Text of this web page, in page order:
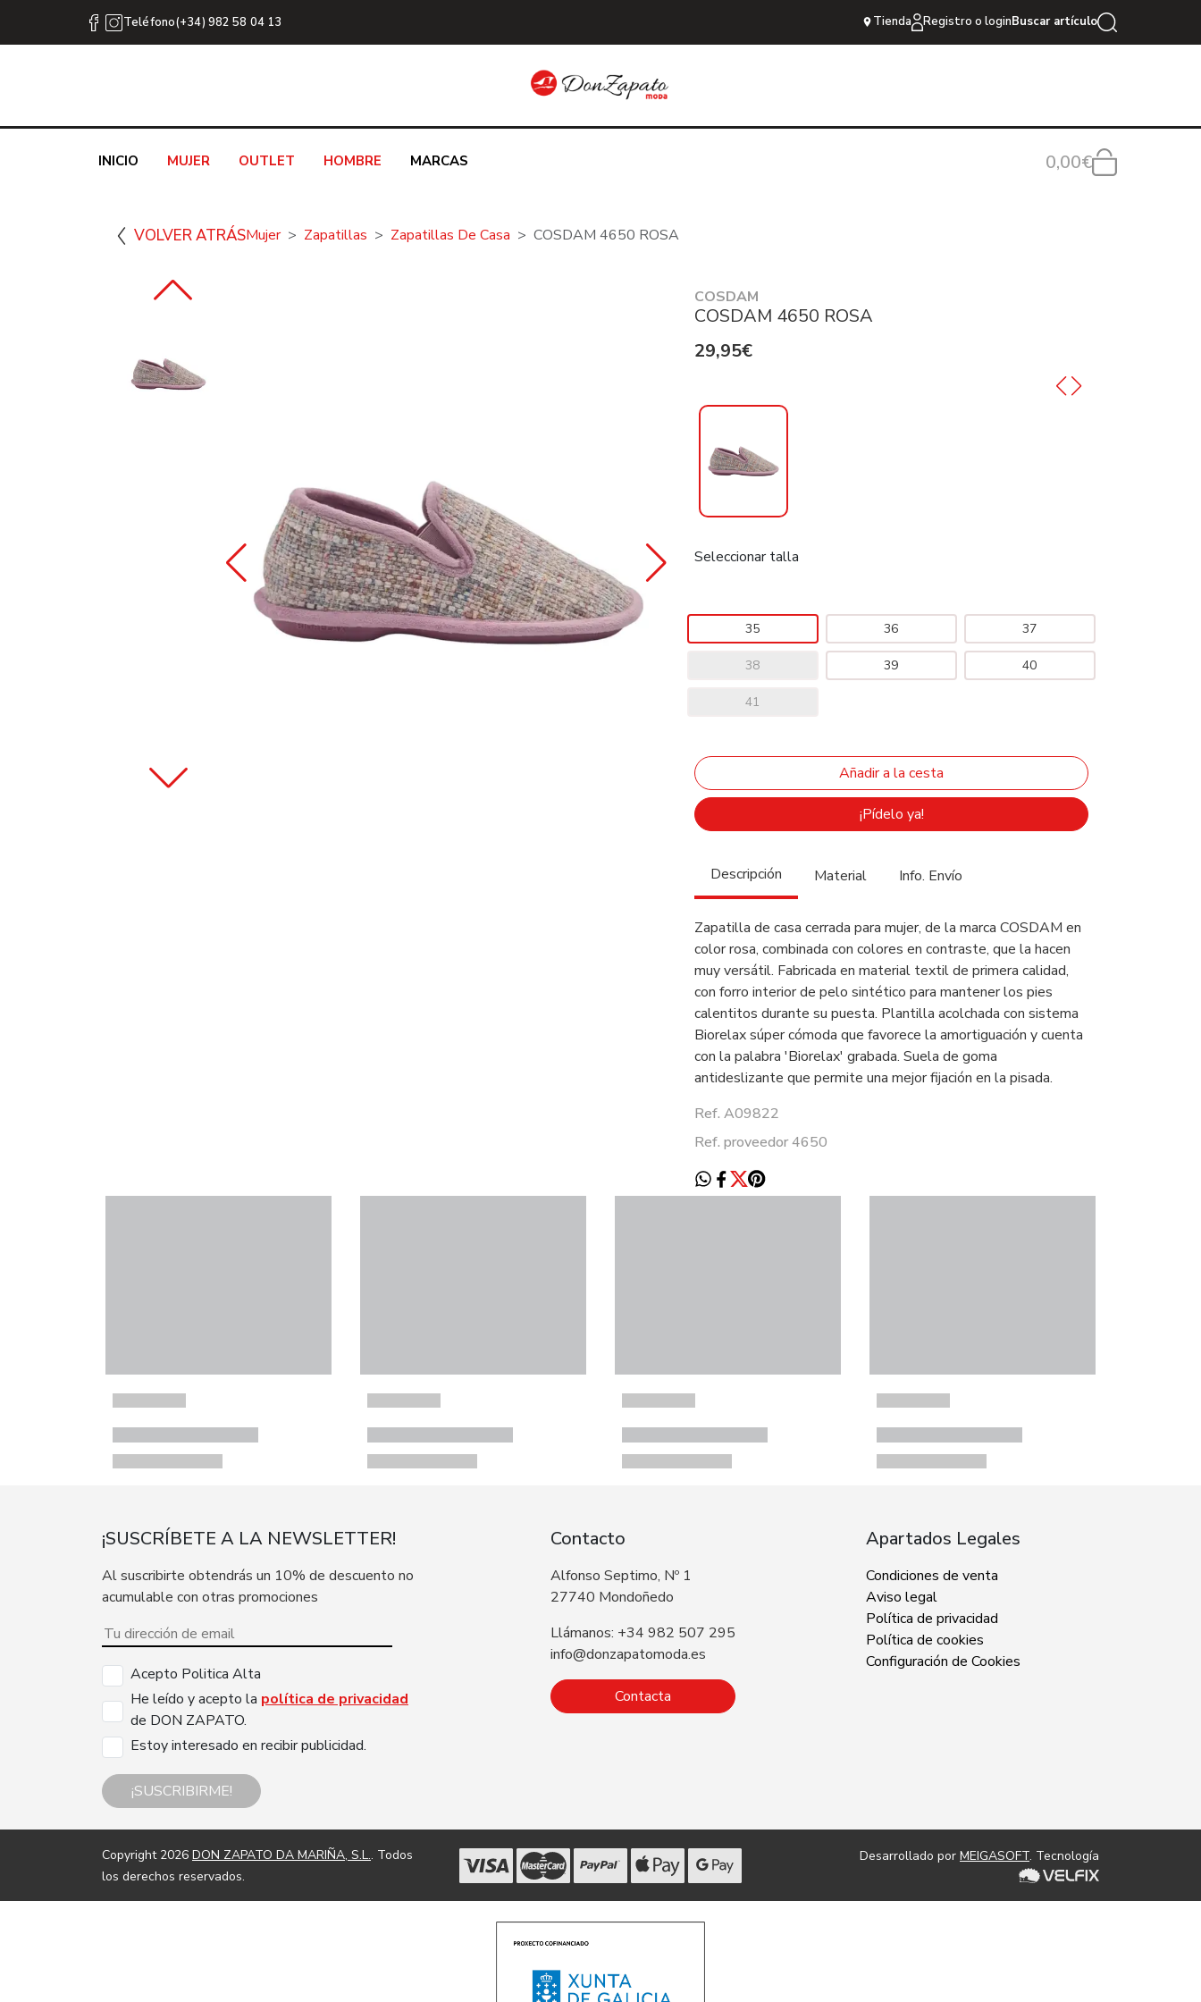
Teléfono(+34) 982 58 04 13 Tienda Registro o loginBuscar artículo
INICIO MUJER OUTLET HOMBRE MARCAS 0,00€
VOLVER ATRÁSMujer Zapatillas Zapatillas De Casa COSDAM 4650 ROSA
COSDAM
COSDAM 4650 ROSA
29,95€
Seleccionar talla
35 36 37
38 39 40
41
¡Pídelo ya!
Descripción Material Info. Envío
Zapatilla de casa cerrada para mujer, de la marca COSDAM en
color rosa, combinada con colores en contraste, que la hacen
muy versátil. Fabricada en material textil de primera calidad,
con forro interior de pelo sintético para mantener los pies
calentitos durante su puesta. Plantilla acolchada con sistema
Biorelax súper cómoda que favorece la amortiguación y cuenta
con la palabra 'Biorelax' grabada. Suela de goma
antideslizante que permite una mejor fijación en la pisada.
Ref. A09822
Ref. proveedor 4650
¡SUSCRÍBETE A LA NEWSLETTER!
Al suscribirte obtendrás un 10% de descuento no
acumulable con otras promociones
Acepto Politica Alta
He leído y acepto la política de privacidad
de DON ZAPATO.
Estoy interesado en recibir publicidad.
¡SUSCRIBIRME!
Contacto
Alfonso Septimo, Nº 1
27740 Mondoñedo
Llámanos: +34 982 507 295
info@donzapatomoda.es
Contacta
Apartados Legales
Condiciones de venta
Aviso legal
Política de privacidad
Política de cookies
Configuración de Cookies
Copyright 2026 DON ZAPATO DA MARIÑA, S.L.. Todos
los derechos reservados.
Desarrollado por MEIGASOFT. Tecnología